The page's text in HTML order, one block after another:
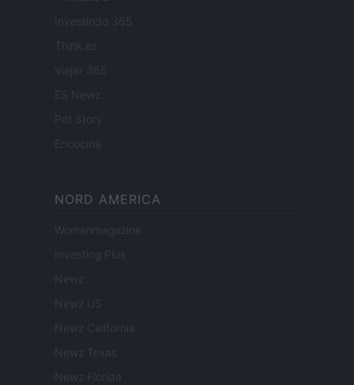
Investindo 365
Think.es
Viajar 365
ES Newz
Pet Story
Encocina
NORD AMERICA
Womanmagazine
Investing Plus
Newz
Newz US
Newz California
Newz Texas
Newz Florida